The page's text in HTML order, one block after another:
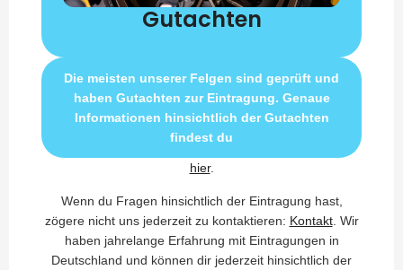
Gutachten
Die meisten unserer Felgen sind geprüft und
haben Gutachten zur Eintragung. Genaue
Informationen hinsichtlich der Gutachten
findest du
hier.
Wenn du Fragen hinsichtlich der Eintragung hast,
zögere nicht uns jederzeit zu kontaktieren: Kontakt. Wir
haben jahrelange Erfahrung mit Eintragungen in
Deutschland und können dir jederzeit hinsichtlich der